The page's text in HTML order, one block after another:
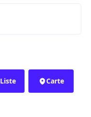
Liste Carte